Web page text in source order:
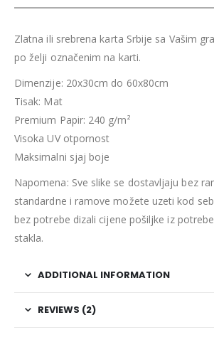
Zlatna ili srebrena karta Srbije sa Vašim
po želji označenim na karti.
Dimenzije: 20x30cm do 60x80cm
Tisak: Mat
Premium Papir: 240 g/m²
Visoka UV otpornost
Maksimalni sjaj boje
Napomena: Sve slike se dostavljaju bez
standardne i ramove možete uzeti kod
bez potrebe dizali cijene pošiljke iz
stakla.
ADDITIONAL INFORMATION
REVIEWS (2)